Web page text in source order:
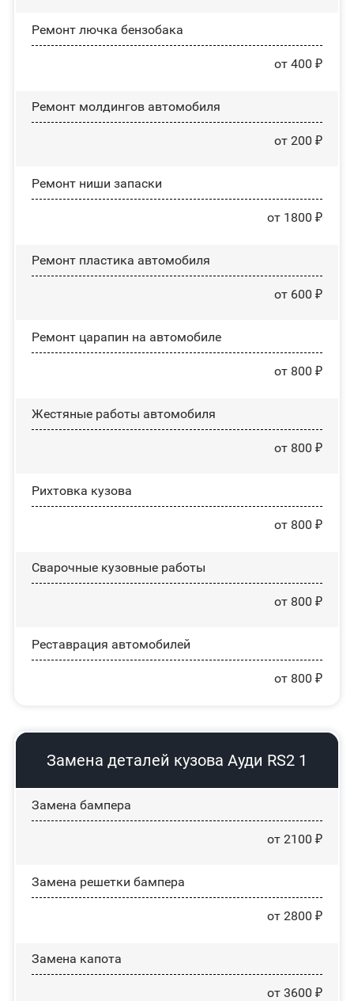
Ремонт лючка бензобака
от 400 ₽
Ремонт молдингов автомобиля
от 200 ₽
Ремонт ниши запаски
от 1800 ₽
Ремонт пластика автомобиля
от 600 ₽
Ремонт царапин на автомобиле
от 800 ₽
Жестяные работы автомобиля
от 800 ₽
Рихтовка кузова
от 800 ₽
Сварочные кузовные работы
от 800 ₽
Реставрация автомобилей
от 800 ₽
Замена деталей кузова Ауди RS2 1
Замена бампера
от 2100 ₽
Замена решетки бампера
от 2800 ₽
Замена капота
от 3600 ₽